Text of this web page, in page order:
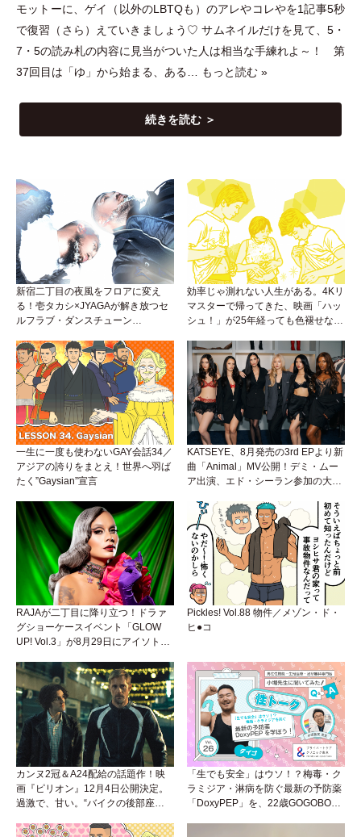
モットーに、ゲイ
（ 以外のLBTQも ） のアレやコレやを1記事5秒
で復習 （ さら ） えていきましょう♡ サムネイルだけを見て、5・
7 ・ 5の読み札の内容に見当がついた人は相当な手練れよ～！ 第
37回目は 「ゆ 」 から始まる、ある… もっと読む »
続きを読む ＞
新宿二丁目の夜風をフロアに変え
る！壱タカシ×JYAGAが解き放つセ
ルフラブ・ダンスチューン
効率じゃ測れない人生がある。4Kリ
マスターで帰ってきた、映画「ハッ
シュ！」が25年経っても色褪せない
一生に一度も使わないGAY会話34／
アジアの誇りをまとえ！世界へ羽ば
たく”Gaysian”宣言
KATSEYE、8月発売の3rd EPより新
曲「Animal」MV公開！デミ・ムー
ア出演、エド・シーラン参加の大胆
RAJAが二丁目に降り立つ！ドラァ
グショーケースイベント「GLOW
UP! Vol.3」が8月29日にアイソトー
Pickles! Vol.88 物件／メゾン・ド・
ヒ●コ
カンヌ2冠＆A24配給の話題作！映
画『ピリオン』12月4日公開決定。
過激で、甘い。“バイクの後部座
「生でも安全」はウソ！？梅毒・ク
ラミジア・淋病を防ぐ最新の予防薬
「DoxyPEP」を、22歳GOGOBOY